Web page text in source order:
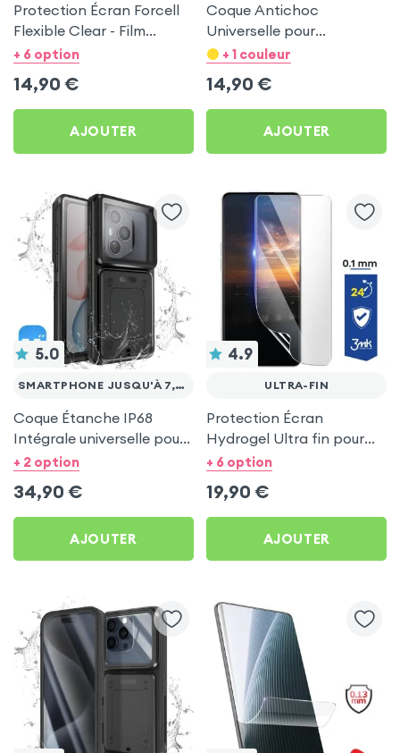
Protection Écran Forcell
Flexible Clear - Film
Hydrogel Haute
+ 6 option
14,90 €
AJOUTER
Coque Antichoc
Universelle pour
Smartphone, Coins
Support - Noir
+ 1 couleur
14,90 €
AJOUTER
5.0
SMARTPHONE JUSQU'À 7,5 POUCES
Coque Étanche IP68
Intégrale universelle pour
Smartphones jusqu'à 7,5
+ 2 option
34,90 €
AJOUTER
4.9
ULTRA-FIN
Protection Écran
Hydrogel Ultra fin pour
Smartphone, Transparent
+ 6 option
19,90 €
AJOUTER